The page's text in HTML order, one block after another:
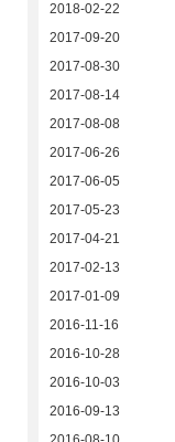
2018-02-22
2017-09-20
2017-08-30
2017-08-14
2017-08-08
2017-06-26
2017-06-05
2017-05-23
2017-04-21
2017-02-13
2017-01-09
2016-11-16
2016-10-28
2016-10-03
2016-09-13